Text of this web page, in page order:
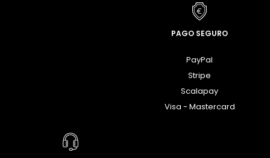
PAGO SEGURO
PayPal
Stripe
Scalapay
Visa - Mastercard